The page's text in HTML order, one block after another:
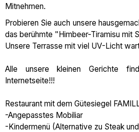
Mitnehmen.
Probieren Sie auch unsere
das berühmte "Himbeer-Tiramisu mit
Unsere Terrasse mit viel UV-Licht
Alle unsere kleinen Gerichte
Internetseite!!!
Restaurant mit dem Gütesiegel
-Angepasstes Mobiliar
-Kindermenü (Alternative zu Steak